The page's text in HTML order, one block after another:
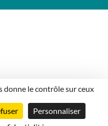
donne le contrôle sur ceux
Personnaliser